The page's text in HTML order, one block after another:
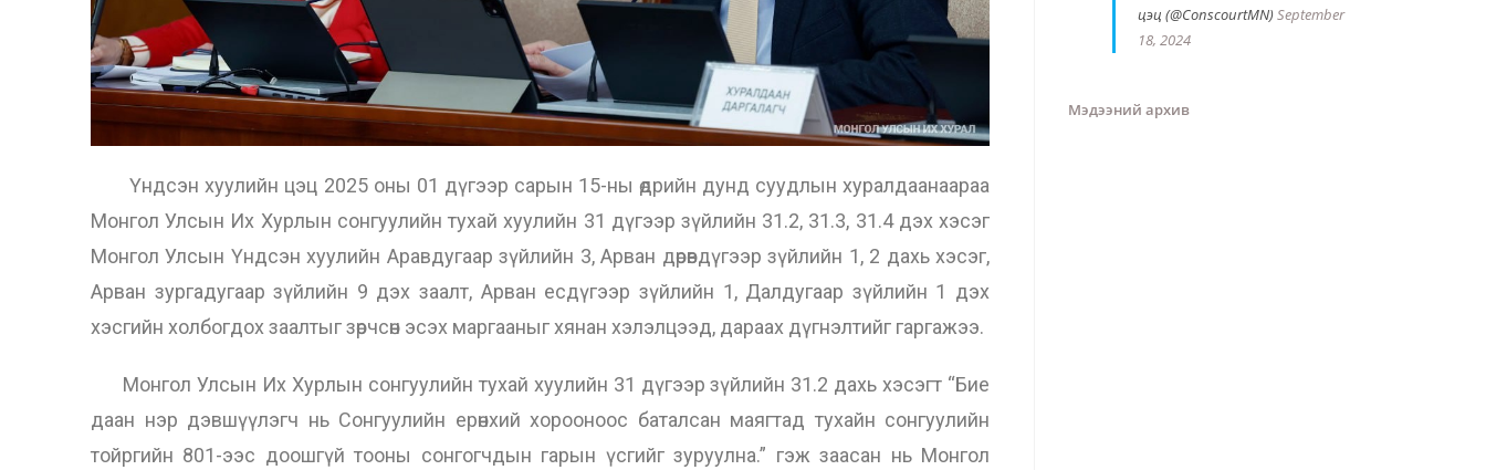
Үндсэн хуулийн цэц 2025 оны 01 дүгээр сарын 15-ны өдрийн дунд суудлын хуралдаанаараа
Монгол Улсын Их Хурлын сонгуулийн тухай хуулийн 31 дүгээр зүйлийн 31.2, 31.3, 31.4 дэх хэсэг
Монгол Улсын Үндсэн хуулийн Аравдугаар зүйлийн 3, Арван дөрөвдүгээр зүйлийн 1, 2 дахь хэсэг,
Арван зургадугаар зүйлийн 9 дэх заалт, Арван есдүгээр зүйлийн 1, Далдугаар зүйлийн 1 дэх
хэсгийн холбогдох заалтыг зөрчсөн эсэх маргааныг хянан хэлэлцээд, дараах дүгнэлтийг гаргажээ.
Монгол Улсын Их Хурлын сонгуулийн тухай хуулийн 31 дүгээр зүйлийн 31.2 дахь хэсэгт “Бие
даан нэр дэвшүүлэгч нь Сонгуулийн ерөнхий хорооноос баталсан маягтад тухайн сонгуулийн
тойргийн 801-ээс доошгүй тооны сонгогчдын гарын үсгийг зуруулна.” гэж заасан нь Монгол
цэц (@ConscourtMN)September
18, 2024
Мэдээний архив